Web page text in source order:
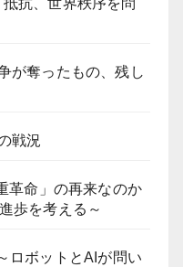
抗、世界秩序を問
が奪ったもの、残し
戦況
革命」の再来なのか
歩を考える～
ロボットとAIが問い